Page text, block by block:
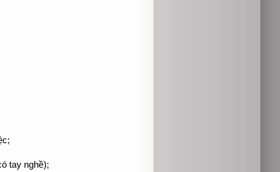
tay nghề);